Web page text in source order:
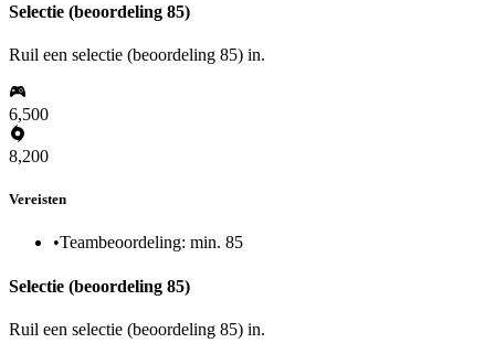
Selectie (beoordeling 85)
Ruil een selectie (beoordeling 85) in.
6,500
8,200
Vereisten
•Teambeoordeling: min. 85
Selectie (beoordeling 85)
Ruil een selectie (beoordeling 85) in.